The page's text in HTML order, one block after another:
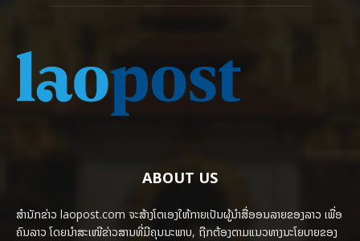
ABOUT US
ສຳນັກຂ່າວ laopost.com ຈະສ້າງໂຕເອງໃຫ້ກາຍເປັນຜູ້ນຳສື່ອອນລາຍຂອງລາວ ເພື່ອ
ຄົນລາວ ໂດຍນຳສະເໜີຂ່າວສານທີ່ມີຄຸນນະພາບ, ຖືກຕ້ອງຕາມແນວທາງນະໂຍບາຍຂອງ